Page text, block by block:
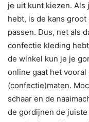
je uit kunt kiezen. Als
hebt, is de kans
passen. Dus, net als
confectie kleding
de winkel kun je je
online gaat het
(confectie)maten.
schaar en de
de gordijnen de